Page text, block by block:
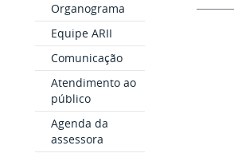
Organograma
Equipe ARII
Comunicação
Atendimento ao
público
Agenda da
assessora